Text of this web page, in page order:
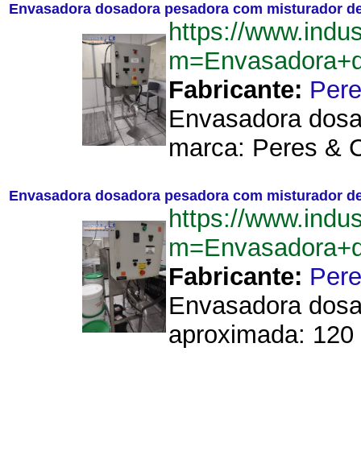
Envasadora dosadora pesadora com misturador
https://
Fabricante:
Envasadora
marca: Peres &
Envasadora dosadora pesadora com misturador
https://
Fabricante:
Envasadora
aproximada: